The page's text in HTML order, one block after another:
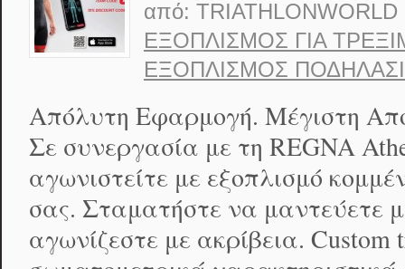
από: TRIATHLONWORLD
ΕΞΟΠΛΙΣΜΌΣ ΓΙΑ
ΕΞΟΠΛΙΣΜΌΣ
Απόλυτη Εφαρμογή. Μέγιστη
Σε συνεργασία με τη REGNA
αγωνιστείτε με εξοπλισμό
σας. Σταματήστε να μαντεύετε
αγωνίζεστε με ακρίβεια.